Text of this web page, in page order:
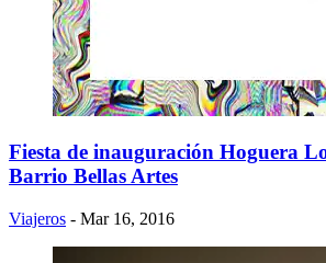
Fiesta de inauguración Hoguera
Barrio Bellas Artes
Viajeros - Mar 16, 2016